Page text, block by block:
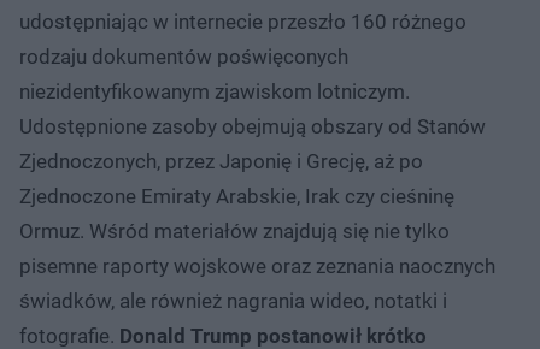
udostępniając w internecie przeszło 160 różnego
rodzaju dokumentów poświęconych
niezidentyfikowanym zjawiskom lotniczym.
Udostępnione zasoby obejmują obszary od Stanów
Zjednoczonych, przez Japonię i Grecję, aż po
Zjednoczone Emiraty Arabskie, Irak czy cieśninę
Ormuz. Wśród materiałów znajdują się nie tylko
pisemne raporty wojskowe oraz zeznania naocznych
świadków, ale również nagrania wideo, notatki i
fotografie. Donald Trump postanowił krótko